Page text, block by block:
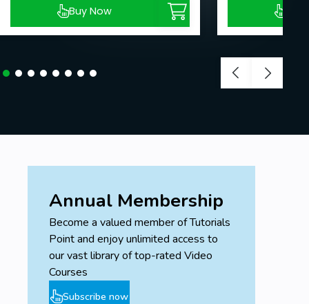
Buy Now
Annual Membership
Become a valued member of Tutorials
Point and enjoy unlimited access to
our vast library of top-rated Video
Courses
Subscribe now